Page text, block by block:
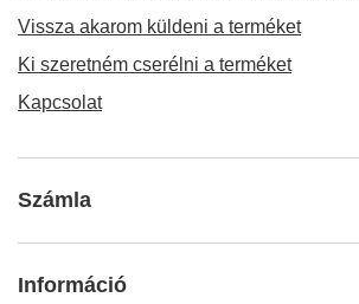
Vissza akarom küldeni a terméket
Ki szeretném cserélni a terméket
Kapcsolat
Számla
Információ